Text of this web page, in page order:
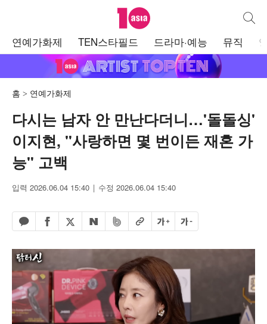
텐아시아 통합
연예가화제 TEN스타필드 드라마·예능 뮤직
홈 연예가화제
다시는 남자 안 만난다더니…'돌돌싱'
이지현, "사랑하면 몇 번이든 재혼 가
능" 고백
입력 2026.06.04 15:40 수정 2026.06.04 15:40
카카오톡 공유하기
페이스북 공유하기
엑스 공유하기
네이버 공유하기
밴드 공유하기
URL복사글자 크게글자 작게